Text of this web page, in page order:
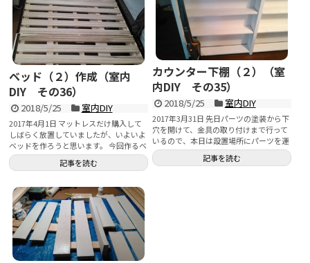
ベッド（２）作成（室内
DIY その36）
2018/5/25 室内DIY
2017年4月1日 マットレスだけ購入して
しばらく放置していましたが、いよいよ
ベッドを作ろうと思います。 今回作るベ
ッド...
記事を読む
カウンター下棚（２）（室
内DIY その35）
2018/5/25 室内DIY
2017年3月31日 先日パーツの塗装から下
穴を開けて、金具の取り付けまで行って
いるので、本日は設置場所にパーツを運
んでビスを...
記事を読む